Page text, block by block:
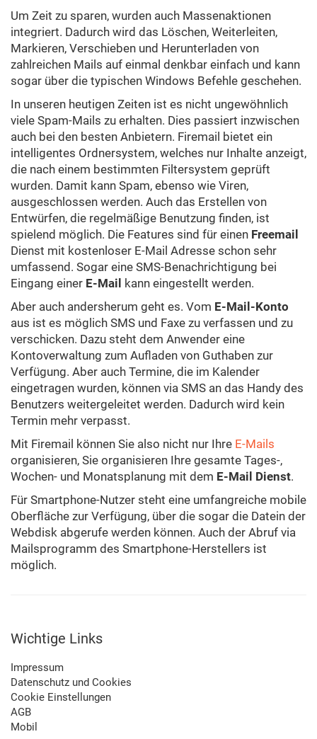
Um Zeit zu sparen, wurden auch Massenaktionen
integriert. Dadurch wird das Löschen, Weiterleiten,
Markieren, Verschieben und Herunterladen von
zahlreichen Mails auf einmal denkbar einfach und kann
sogar über die typischen Windows Befehle geschehen.
In unseren heutigen Zeiten ist es nicht ungewöhnlich
viele Spam-Mails zu erhalten. Dies passiert inzwischen
auch bei den besten Anbietern. Firemail bietet ein
intelligentes Ordnersystem, welches nur Inhalte anzeigt,
die nach einem bestimmten Filtersystem geprüft
wurden. Damit kann Spam, ebenso wie Viren,
ausgeschlossen werden. Auch das Erstellen von
Entwürfen, die regelmäßige Benutzung finden, ist
spielend möglich. Die Features sind für einen Freemail
Dienst mit kostenloser E-Mail Adresse schon sehr
umfassend. Sogar eine SMS-Benachrichtigung bei
Eingang einer E-Mail kann eingestellt werden.
Aber auch andersherum geht es. Vom E-Mail-Konto
aus ist es möglich SMS und Faxe zu verfassen und zu
verschicken. Dazu steht dem Anwender eine
Kontoverwaltung zum Aufladen von Guthaben zur
Verfügung. Aber auch Termine, die im Kalender
eingetragen wurden, können via SMS an das Handy des
Benutzers weitergeleitet werden. Dadurch wird kein
Termin mehr verpasst.
Mit Firemail können Sie also nicht nur Ihre E-Mails
organisieren, Sie organisieren Ihre gesamte Tages-,
Wochen- und Monatsplanung mit dem E-Mail Dienst.
Für Smartphone-Nutzer steht eine umfangreiche mobile
Oberfläche zur Verfügung, über die sogar die Datein der
Webdisk abgerufe werden können. Auch der Abruf via
Mailsprogramm des Smartphone-Herstellers ist
möglich.
Wichtige Links
Impressum
Datenschutz und Cookies
Cookie Einstellungen
AGB
Mobil